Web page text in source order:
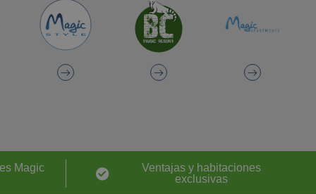
Magic
Ventajas y habitaciones
exclusivas